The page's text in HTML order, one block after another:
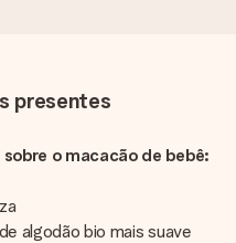
presentes
o macacão de bebê:
algodão bio mais suave